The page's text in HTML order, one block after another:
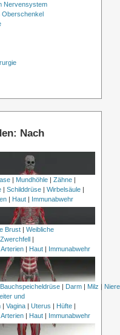
Nervensystem
Oberschenkel
Nach
| Mundhöhle| Zähne|
| Schilddrüse| Wirbelsäule|
| Haut | Immunabwehr
Brust| Weibliche
Zwerchfell|
| Haut | Immunabwehr
Bauchspeicheldrüse| Darm| Milz |
und
| Vagina| Uterus | Hüfte|
| Haut | Immunabwehr